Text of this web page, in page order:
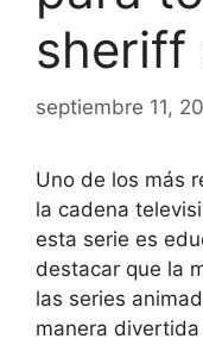
sheriff
septiembre 11,
Uno de los más
la cadena
esta serie es
destacar que la
las series
manera